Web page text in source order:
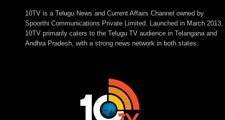
10TV is a Telugu News and Current Affairs Channel owned by
Spoorthi Communications Private Limited. Launched in March 2013,
10TV primarily caters to the Telugu TV audience in Telangana and
Andhra Pradesh, with a strong news network in both states.